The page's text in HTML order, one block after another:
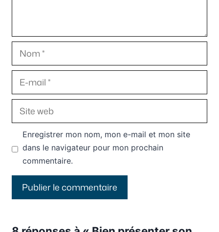
Nom
E-
mail
Site
web
Enregistrer mon nom, mon e-mail et mon site
dans le navigateur pour mon prochain
commentaire.